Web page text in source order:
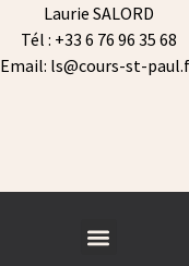
Laurie SALORD
Tél : +33 6 76 96 35 68
Email: ls@cours-st-